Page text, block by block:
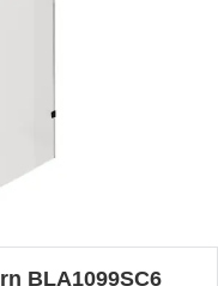
BLA1099SC6